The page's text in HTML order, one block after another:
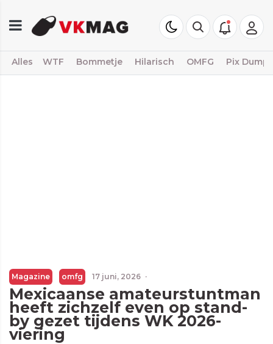
Alles WTF Bommetje Hilarisch OMFG Pix Dump
Magazine omfg 17 juni, 2026 ·
Mexicaanse amateurstuntman
heeft zichzelf even op stand-
by gezet tijdens WK 2026-
viering